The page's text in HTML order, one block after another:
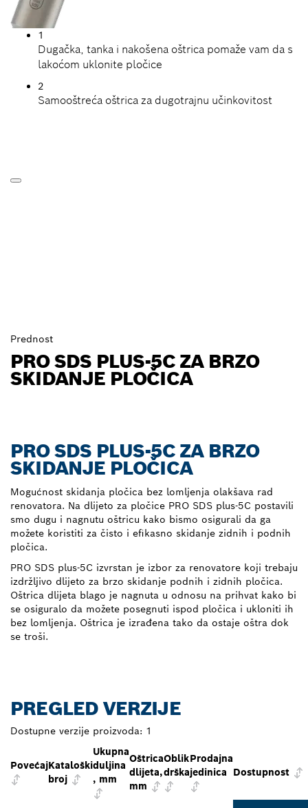
1
Dugačka, tanka i nakošena oštrica pomaže vam da s
lakoćom uklonite pločice
2
Samooštreća oštrica za dugotrajnu učinkovitost
Prednost
PRO SDS PLUS-5C ZA BRZO
SKIDANJE PLOČICA
PRO SDS PLUS-5C ZA BRZO
SKIDANJE PLOČICA
Mogućnost skidanja pločica bez lomljenja olakšava rad
renovatora. Na dlijeto za pločice PRO SDS plus-5C postavili
smo dugu i nagnutu oštricu kako bismo osigurali da ga
možete koristiti za čisto i efikasno skidanje zidnih i podnih
pločica.
PRO SDS plus-5C izvrstan je izbor za renovatore koji trebaju
izdržljivo dlijeto za brzo skidanje podnih i zidnih pločica.
Oštrica dlijeta blago je nagnuta u odnosu na prihvat kako bi
se osiguralo da možete posegnuti ispod pločica i ukloniti ih
bez lomljenja. Oštrica je izrađena tako da ostaje oštra dok
se troši.
PREGLED VERZIJE
Dostupne verzije proizvoda: 1
PovećajKataloški
broj
Ukupna
duljina
, mm
Oštrica
dlijeta,
mm
Oblik
drška
Prodajna
jedinica Dostupnost